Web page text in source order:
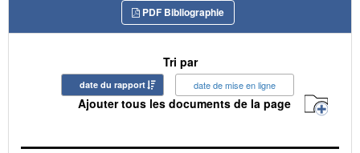
PDF Bibliographie
Tri par
date du rapport date de mise en ligne
Ajouter tous les documents de la page